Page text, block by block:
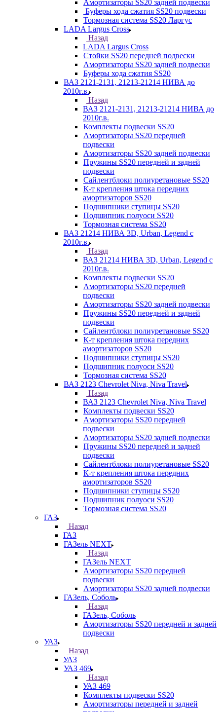
Амортизаторы SS20 задней подвески
Буферы хода сжатия SS20 подвески
Тормозная система SS20 Ларгус
LADA Largus Cross
Назад
LADA Largus Cross
Стойки SS20 передней подвески
Амортизаторы SS20 задней подвески
Буферы хода сжатия SS20
ВАЗ 2121-2131, 21213-21214 НИВА до
2010г.в.
Назад
ВАЗ 2121-2131, 21213-21214 НИВА до
2010г.в.
Комплекты подвески SS20
Амортизаторы SS20 передней
подвески
Амортизаторы SS20 задней подвески
Пружины SS20 передней и задней
подвески
Сайлентблоки полиуретановые SS20
К-т крепления штока передних
амортизаторов SS20
Подшипники ступицы SS20
Подшипник полуоси SS20
Тормозная система SS20
ВАЗ 21214 НИВА 3D, Urban, Legend c
2010г.в.
Назад
ВАЗ 21214 НИВА 3D, Urban, Legend c
2010г.в.
Комплекты подвески SS20
Амортизаторы SS20 передней
подвески
Амортизаторы SS20 задней подвески
Пружины SS20 передней и задней
подвески
Сайлентблоки полиуретановые SS20
К-т крепления штока передних
амортизаторов SS20
Подшипники ступицы SS20
Подшипник полуоси SS20
Тормозная система SS20
ВАЗ 2123 Chevrolet Niva, Niva Travel
Назад
ВАЗ 2123 Chevrolet Niva, Niva Travel
Комплекты подвески SS20
Амортизаторы SS20 передней
подвески
Амортизаторы SS20 задней подвески
Пружины SS20 передней и задней
подвески
Сайлентблоки полиуретановые SS20
К-т крепления штока передних
амортизаторов SS20
Подшипники ступицы SS20
Подшипник полуоси SS20
Тормозная система SS20
ГАЗ
Назад
ГАЗ
ГАЗель NEXT
Назад
ГАЗель NEXT
Амортизаторы SS20 передней
подвески
Амортизаторы SS20 задней подвески
ГАЗель, Соболь
Назад
ГАЗель, Соболь
Амортизаторы SS20 передней и задней
подвески
УАЗ
Назад
УАЗ
УАЗ 469
Назад
УАЗ 469
Комплекты подвески SS20
Амортизаторы передней и задней